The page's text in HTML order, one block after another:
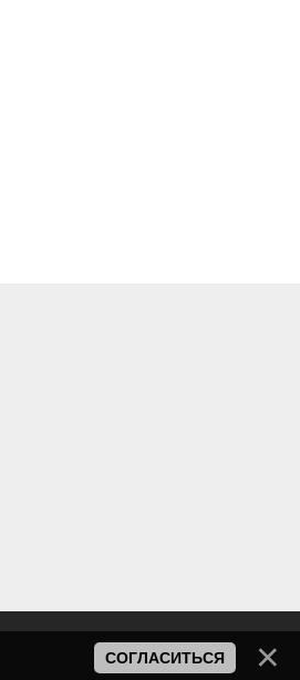
СОГЛАСИТЬСЯ